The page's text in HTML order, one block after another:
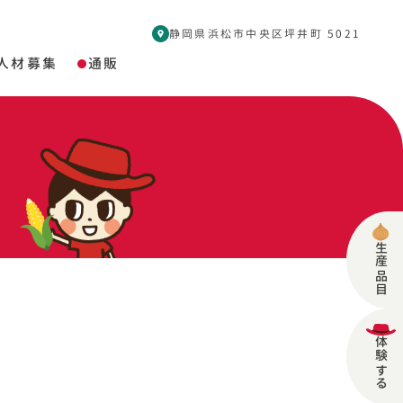
材募集 通販
静岡県浜松市中央区坪井町 5021
生産品目
体験する